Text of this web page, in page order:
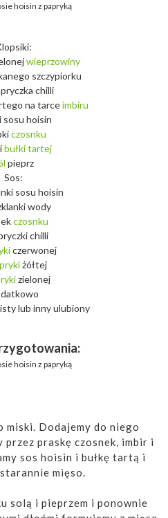
hoisin z papryką
wieprzowiny
szczypiorku
chilli
na tarceimbiru
sosu hoisin
czosnku
bułki tartej
pieprz
Sos:
sosu hoisin
wody
czosnku
chilli
czerwonej
żółtej
zielonej
lub inny ulubiony
hoisin z papryką
miski. Dodajemy do niego
praskę czosnek, imbir i
sos hoisin i bułkę tartą i
mięso.
solą i pieprzem i ponownie